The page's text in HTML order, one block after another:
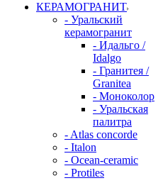
КЕРАМОГРАНИТ
- Уральский
керамогранит
- Идальго /
Idalgo
- Гранитея /
Granitea
- Моноколор
- Уральская
палитра
- Atlas concorde
- Italon
- Ocean-ceramic
- Protiles